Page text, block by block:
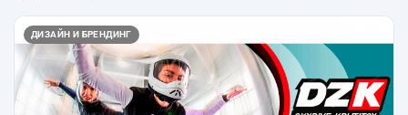
ДИЗАЙН И БРЕНДИНГ